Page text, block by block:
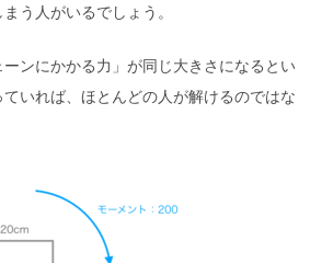
う人がいるでしょう。
ンにかかる力」が同じ大きさになるとい
いれば、ほとんどの人が解けるのではな